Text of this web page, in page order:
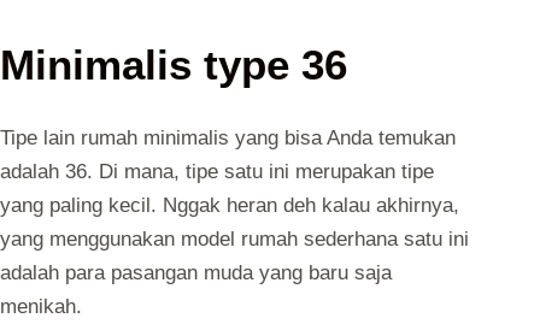
Minimalis type 36
Tipe lain rumah minimalis yang bisa Anda temukan
adalah 36. Di mana, tipe satu ini merupakan tipe
yang paling kecil. Nggak heran deh kalau akhirnya,
yang menggunakan model rumah sederhana satu ini
adalah para pasangan muda yang baru saja
menikah.